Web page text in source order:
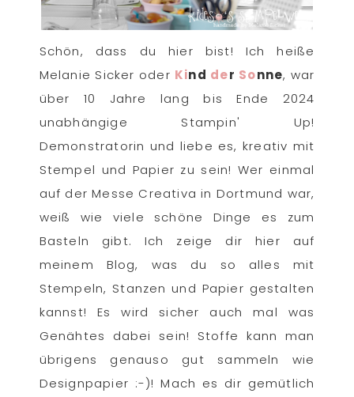
Schön, dass du hier bist! Ich heiße
Melanie Sicker oder Kind der Sonne, war
über 10 Jahre lang bis Ende 2024
unabhängige Stampin' Up!
Demonstratorin und liebe es, kreativ mit
Stempel und Papier zu sein! Wer einmal
auf der Messe Creativa in Dortmund war,
weiß wie viele schöne Dinge es zum
Basteln gibt. Ich zeige dir hier auf
meinem Blog, was du so alles mit
Stempeln, Stanzen und Papier gestalten
kannst! Es wird sicher auch mal was
Genähtes dabei sein! Stoffe kann man
übrigens genauso gut sammeln wie
Designpapier :-)! Mach es dir gemütlich